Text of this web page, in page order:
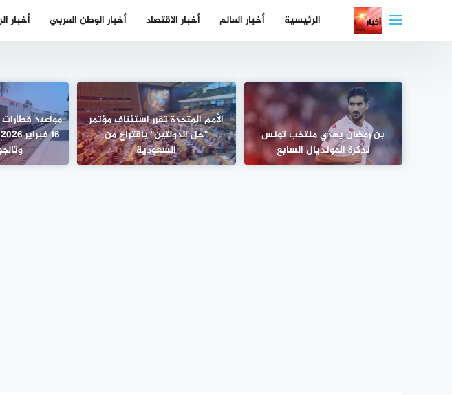
الرئيسية أخبار العالم أخبار الاقتصاد أخبار الوطن العربي أخبار
بن رمضان يهدي منتخب تونس
تذكرة المونديال السابع
الأمم المتحدة تقرر استئناف مؤتمر
"حل الدولتين" باقتراح من
السعودية
مواعيد قطارات